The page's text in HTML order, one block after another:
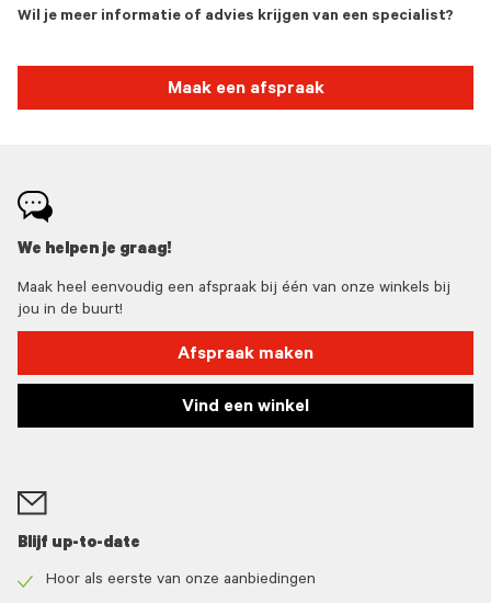
Wil je meer informatie of advies krijgen van een specialist?
Maak een afspraak
We helpen je graag!
Maak heel eenvoudig een afspraak bij één van onze winkels bij
jou in de buurt!
Afspraak maken
Vind een winkel
Blijf up-to-date
Hoor als eerste van onze aanbiedingen